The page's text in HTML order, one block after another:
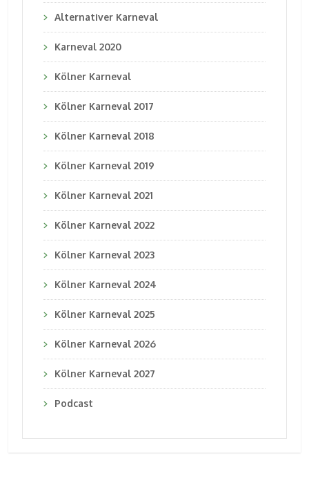
Alternativer Karneval
Karneval 2020
Kölner Karneval
Kölner Karneval 2017
Kölner Karneval 2018
Kölner Karneval 2019
Kölner Karneval 2021
Kölner Karneval 2022
Kölner Karneval 2023
Kölner Karneval 2024
Kölner Karneval 2025
Kölner Karneval 2026
Kölner Karneval 2027
Podcast